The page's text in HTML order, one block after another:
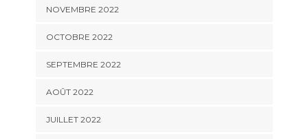
NOVEMBRE 2022
OCTOBRE 2022
SEPTEMBRE 2022
AOÛT 2022
JUILLET 2022